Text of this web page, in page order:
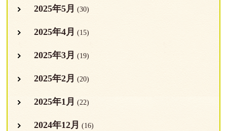
2025年5月 (30)
2025年4月 (15)
2025年3月 (19)
2025年2月 (20)
2025年1月 (22)
2024年12月 (16)